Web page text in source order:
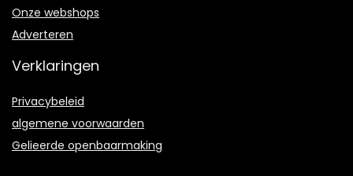
Onze webshops
Adverteren
Verklaringen
Privacybeleid
algemene voorwaarden
Gelieerde openbaarmaking